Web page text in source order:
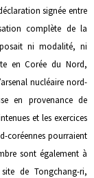
signée entre
complète de la
ni modalité, ni
en Corée du Nord,
nucléaire nord-
en provenance de
et les exercices
coréennes pourraient
sont également à
de Tongchang-ri,